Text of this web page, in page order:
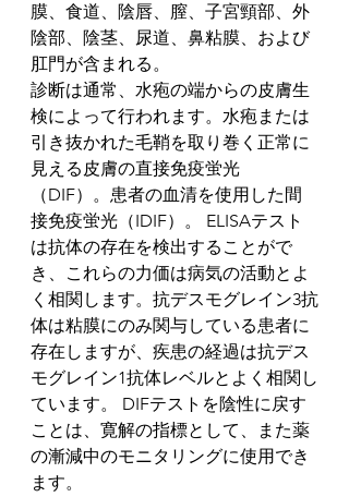
膜、食道、陰唇、膣、子宮頸部、外
陰部、陰茎、尿道、鼻粘膜、および
肛門が含まれる。
診断は通常、水疱の端からの皮膚生
検によって行われます。水疱または
引き抜かれた毛鞘を取り巻く正常に
見える皮膚の直接免疫蛍光
（DIF）。患者の血清を使用した間
接免疫蛍光（IDIF）。 ELISAテスト
は抗体の存在を検出することがで
き、これらの力価は病気の活動とよ
く相関します。抗デスモグレイン3抗
体は粘膜にのみ関与している患者に
存在しますが、疾患の経過は抗デス
モグレイン1抗体レベルとよく相関し
ています。 DIFテストを陰性に戻す
ことは、寛解の指標として、また薬
の漸減中のモニタリングに使用でき
ます。